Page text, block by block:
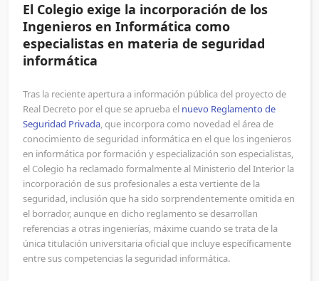
El Colegio exige la incorporación de los
Ingenieros en Informática como
especialistas en materia de seguridad
informática
Tras la reciente apertura a información pública del proyecto de
Real Decreto por el que se aprueba el nuevo Reglamento de
Seguridad Privada, que incorpora como novedad el área de
conocimiento de seguridad informática en el que los ingenieros
en informática por formación y especialización son especialistas,
el Colegio ha reclamado formalmente al Ministerio del Interior la
incorporación de sus profesionales a esta vertiente de la
seguridad, inclusión que ha sido sorprendentemente omitida en
el borrador, aunque en dicho reglamento se desarrollan
referencias a otras ingenierías, máxime cuando se trata de la
única titulación universitaria oficial que incluye específicamente
entre sus competencias la seguridad informática.